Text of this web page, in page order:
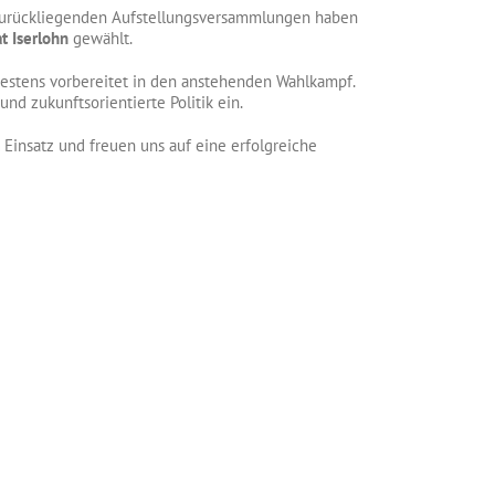
Aufstellungsversammlungen haben
Iserlohn gewählt.
vorbereitet in den anstehenden Wahlkampf.
zukunftsorientierte Politik ein.
und freuen uns auf eine erfolgreiche